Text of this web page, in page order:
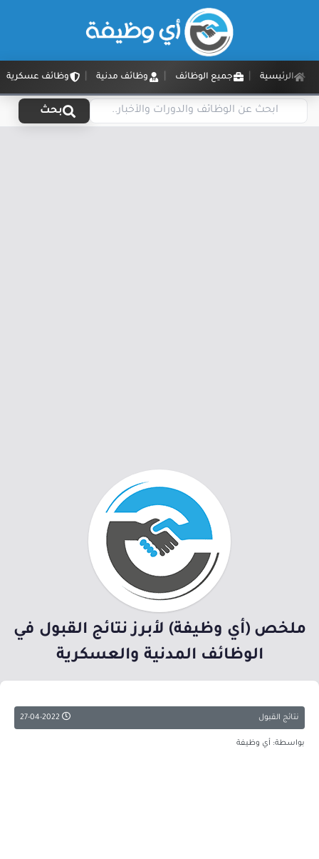
الرئيسية جميع الوظائف وظائف مدنية وظائف عسكرية
بحث
ملخص (أي وظيفة) لأبرز نتائج القبول في
الوظائف المدنية والعسكرية
نتائج القبول
بواسطة: أي وظيفة